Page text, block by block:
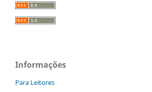
Informações
Para Leitores